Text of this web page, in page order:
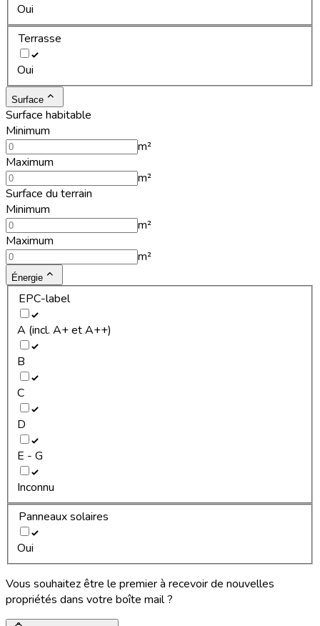
Oui
Terrasse
Oui
Surface
Surface habitable
Minimum
m²
Maximum
m²
Surface du terrain
Minimum
m²
Maximum
m²
Énergie
EPC-label
A (incl. A+ et A++)
B
C
D
E - G
Inconnu
Panneaux solaires
Oui
Vous souhaitez être le premier à recevoir de nouvelles
propriétés dans votre boîte mail ?